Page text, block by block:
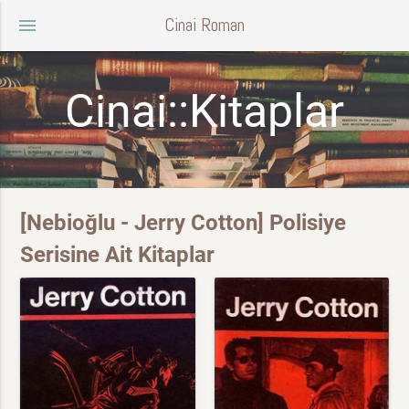
menu Cinai Roman
Cinai::Kitaplar
[Nebioğlu - Jerry Cotton] Polisiye
Serisine Ait Kitaplar